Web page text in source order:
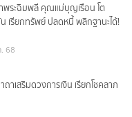
พระฉิมพลี คุณแม่บุญเรือน โต
เรียกทรัพย์ ปลดหนี้ พลิกฐานะได้!
68
เสริมดวงการเงิน เรียกโชคลาภ